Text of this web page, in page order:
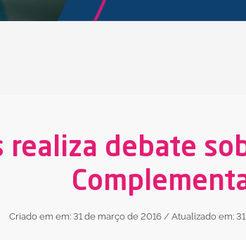
realiza debate
Criado em em: 31 de março de 2016 / Atualizado em: